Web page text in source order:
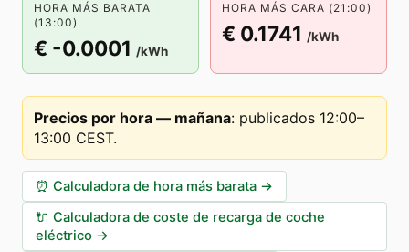
HORA MÁS BARATA
(13:00)
€ -0.0001 /kWh
HORA MÁS CARA (21:00)
€ 0.1741 /kWh
Precios por hora — mañana: publicados 12:00–
13:00 CEST.
⏰ Calculadora de hora más barata →
🔌 Calculadora de coste de recarga de coche
eléctrico →